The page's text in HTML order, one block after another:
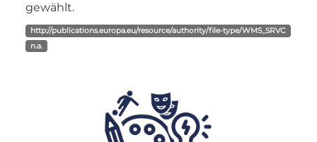
gewählt.
http://publications.europa.eu/resource/authority/file-type/WMS_SRVC
n.a.